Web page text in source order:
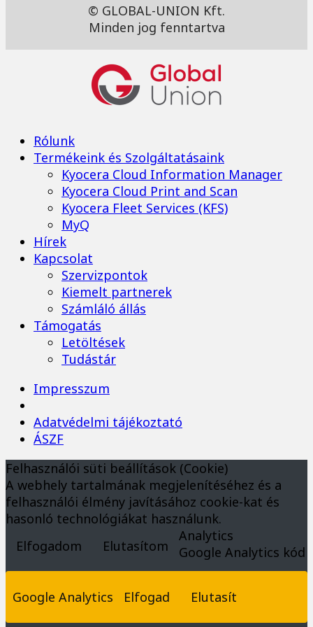
© GLOBAL-UNION Kft.
Minden jog fenntartva
Rólunk
Termékeink és Szolgáltatásaink
Kyocera Cloud Information Manager
Kyocera Cloud Print and Scan
Kyocera Fleet Services (KFS)
MyQ
Hírek
Kapcsolat
Szervizpontok
Kiemelt partnerek
Számláló állás
Támogatás
Letöltések
Tudástár
Impresszum
Adatvédelmi tájékoztató
ÁSZF
Felhasználói süti beállítások (Cookie)
A webhely tartalmának megjelenítéséhez és a
felhasználói élmény javításához cookie-kat és
hasonló technológiákat használunk.
Elfogadom
Elutasítom
Analytics
Google Analytics kód
Google Analytics Elfogad Elutasít